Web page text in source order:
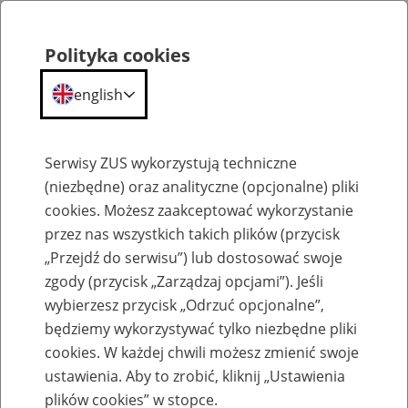
Komunikaty
Polityka cookies
english
Serwisy ZUS wykorzystują techniczne
(niezbędne) oraz analityczne (opcjonalne) pliki
cookies. Możesz zaakceptować wykorzystanie
przez nas wszystkich takich plików (przycisk
„Przejdź do serwisu”) lub dostosować swoje
zgody (przycisk „Zarządzaj opcjami”). Jeśli
wybierzesz przycisk „Odrzuć opcjonalne”,
będziemy wykorzystywać tylko niezbędne pliki
cookies. W każdej chwili możesz zmienić swoje
ustawienia. Aby to zrobić, kliknij „Ustawienia
plików cookies” w stopce.